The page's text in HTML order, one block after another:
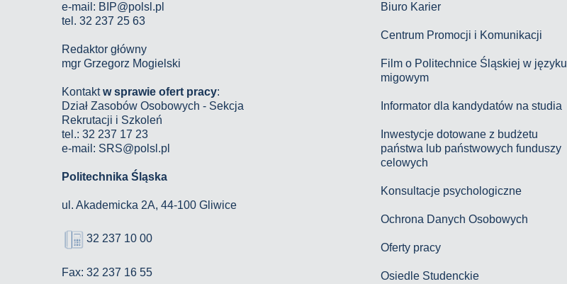
e-mail: BIP@polsl.pl
tel. 32 237 25 63
Redaktor główny
mgr Grzegorz Mogielski
Kontaktw sprawie ofert pracy:
Dział Zasobów Osobowych - Sekcja
Rekrutacji i Szkoleń
tel.: 32 237 17 23
e-mail: SRS@polsl.pl
Politechnika Śląska
ul. Akademicka 2A, 44-100 Gliwice
32 237 10 00
Fax: 32 237 16 55
Biuro Karier
Centrum Promocji i Komunikacji
Film o Politechnice Śląskiej w języku
migowym
Informator dla kandydatów na studia
Inwestycje dotowane z budżetu
państwa lub państwowych funduszy
celowych
Konsultacje psychologiczne
Ochrona Danych Osobowych
Oferty pracy
Osiedle Studenckie